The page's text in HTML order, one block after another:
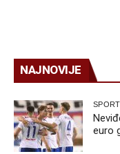
NAJNOVIJE
SPORT
euro